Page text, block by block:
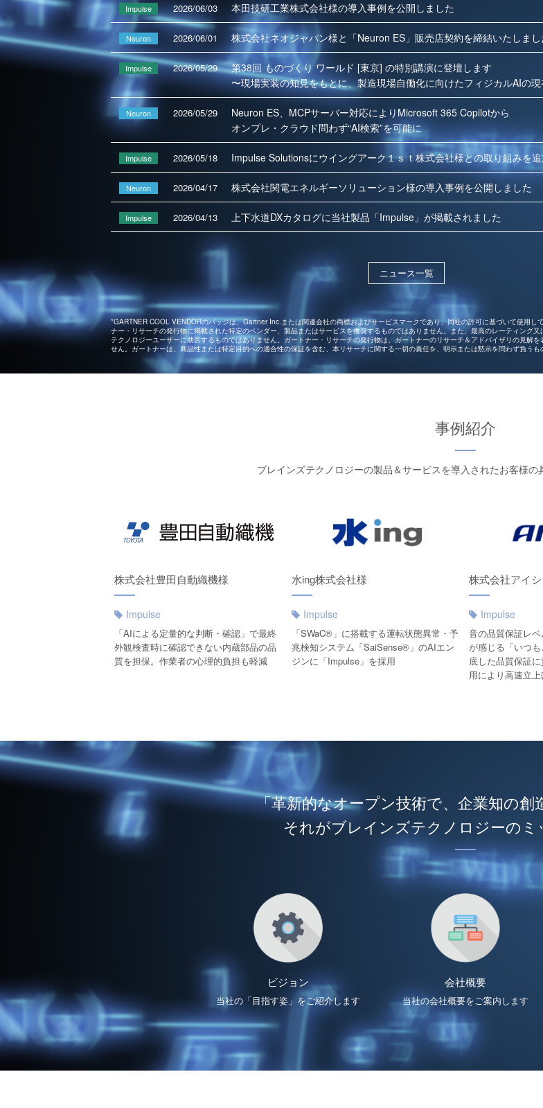
Impulse 2026/06/03 本田技研工業株式会社様の導入事例を公開しました
Neuron 2026/06/01 株式会社ネオジャパン様と「Neuron ES」販売店契約を締結いたしまし
Impulse 2026/05/29
第38回 ものづくり ワールド [東京] の特別講演に登壇します
〜現場実装の知見をもとに、製造現場自働化に向けたフィジカルAIの
Neuron 2026/05/29
Neuron ES、MCPサーバー対応によりMicrosoft 365 Copilotから
オンプレ・クラウド問わず“AI検索”を可能に
Impulse 2026/05/18 Impulse Solutionsにウイングアーク１ｓｔ株式会社様との取り組みを
Neuron 2026/04/17 株式会社関電エネルギーソリューション様の導入事例を公開しました
Impulse 2026/04/13 上下水道DXカタログに当社製品「Impulse」が掲載されました
ニュース一覧
*GARTNER COOL VENDORのバッジは、Gartner Inc.または関連会社の商標およびサービスマークであり、同社の許可に基づいて使用し
ナー・リサーチの発行物に掲載された特定のベンダー、製品またはサービスを推奨するものではありません。また、最高のレーティング
テクノロジーユーザーに助言するものではありません。ガートナー・リサーチの発行物は、ガートナーのリサーチ＆アドバイザリの見解
せん。ガートナーは、商品性または特定目的への適合性の保証を含む、本リサーチに関する一切の責任を、明示または黙示を問わず負うも
事例紹介
ブレインズテクノロジーの製品＆サービスを導入されたお客様の
株式会社豊田自動織機様
Impulse
「AIによる定量的な判断・確認」で最終
外観検査時に確認できない内蔵部品の品
質を担保。作業者の心理的負担も軽減
水ing株式会社様
Impulse
「SWaC®︎」に搭載する運転状態異常・予
兆検知システム「SaiSense®」のAIエン
ジンに「Impulse」を採用
株式会社アイ
Impulse
音の品質保証レ
が感じる「いつ
底した品質保証
用により高速立
「革新的なオープン技術で、企業知の創
それがブレインズテクノロジーのミ
ビジョン
当社の「目指す姿」をご紹介します
会社概要
当社の会社概要をご案内します